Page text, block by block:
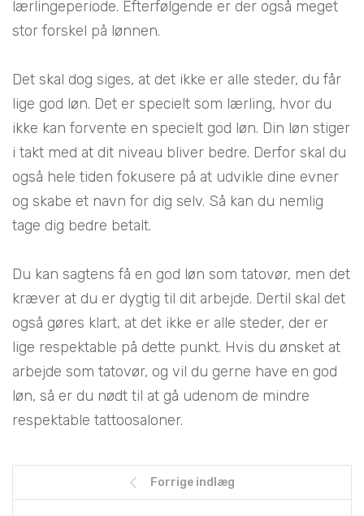
lærlingeperiode. Efterfølgende er der også meget
stor forskel på lønnen.
Det skal dog siges, at det ikke er alle steder, du får
lige god løn. Det er specielt som lærling, hvor du
ikke kan forvente en specielt god løn. Din løn stiger
i takt med at dit niveau bliver bedre. Derfor skal du
også hele tiden fokusere på at udvikle dine evner
og skabe et navn for dig selv. Så kan du nemlig
tage dig bedre betalt.
Du kan sagtens få en god løn som tatovør, men det
kræver at du er dygtig til dit arbejde. Dertil skal det
også gøres klart, at det ikke er alle steder, der er
lige respektable på dette punkt. Hvis du ønsket at
arbejde som tatovør, og vil du gerne have en god
løn, så er du nødt til at gå udenom de mindre
respektable tattoosaloner.
Forrige indlæg